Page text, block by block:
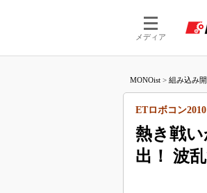
メディア
MONOist > 組み込み
熱き戦
出！ 波
ETロボコン